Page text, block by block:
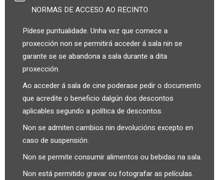
NORMAS DE ACCESO AO RECINTO
Pídese puntualidade. Unha vez que comece a
proxección non se permitirá acceder á sala nin se
garante se se abandona a sala durante a dita
proxección.
Ao acceder á sala de cine poderase pedir o documento
que acredite o beneficio dalgún dos descontos
aplicables segundo a política de descontos.
Non se admiten cambios nin devolucións excepto en
caso de suspensión.
Non se permite consumir alimentos ou bebidas na sala.
Non está permitido gravar ou fotografar as películas.